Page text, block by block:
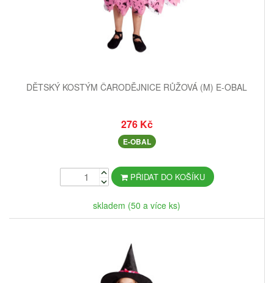
DĚTSKÝ KOSTÝM ČARODĚJNICE RŮŽOVÁ (M) E-OBAL
276 Kč
E-OBAL
PŘIDAT DO KOŠÍKU
skladem (50 a více ks)